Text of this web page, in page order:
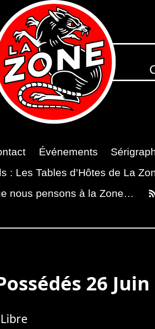
Événements
: Les Tables d’Hôtes de La
nous pensons à la Zone…
26 Juin